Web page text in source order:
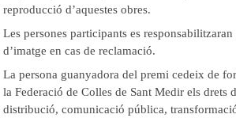
reproducció d’aquestes obres.
Les persones participants es
d’imatge en cas de reclamació.
La persona guanyadora del premi cedeix de
la Federació de Colles de Sant Medir els drets
distribució, comunicació pública,